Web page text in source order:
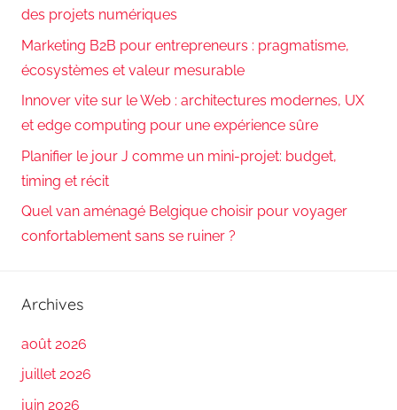
des projets numériques
Marketing B2B pour entrepreneurs : pragmatisme,
écosystèmes et valeur mesurable
Innover vite sur le Web : architectures modernes, UX
et edge computing pour une expérience sûre
Planifier le jour J comme un mini-projet: budget,
timing et récit
Quel van aménagé Belgique choisir pour voyager
confortablement sans se ruiner ?
Archives
août 2026
juillet 2026
juin 2026